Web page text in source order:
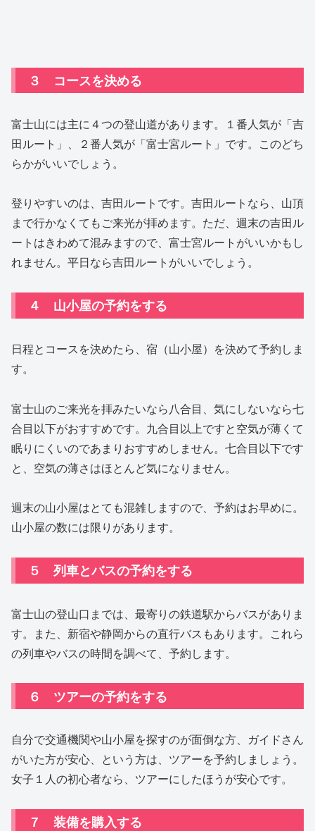
３ コースを決める
富士山には主に４つの登山道があります。１番人気が「吉
田ルート」、２番人気が「富士宮ルート」です。このどち
らかがいいでしょう。
登りやすいのは、吉田ルートです。吉田ルートなら、山頂
まで行かなくてもご来光が拝めます。ただ、週末の吉田ル
ートはきわめて混みますので、富士宮ルートがいいかもし
れません。平日なら吉田ルートがいいでしょう。
４ 山小屋の予約をする
日程とコースを決めたら、宿（山小屋）を決めて予約しま
す。
富士山のご来光を拝みたいなら八合目、気にしないなら七
合目以下がおすすめです。九合目以上ですと空気が薄くて
眠りにくいのであまりおすすめしません。七合目以下です
と、空気の薄さはほとんど気になりません。
週末の山小屋はとても混雑しますので、予約はお早めに。
山小屋の数には限りがあります。
５ 列車とバスの予約をする
富士山の登山口までは、最寄りの鉄道駅からバスがありま
す。また、新宿や静岡からの直行バスもあります。これら
の列車やバスの時間を調べて、予約します。
６ ツアーの予約をする
自分で交通機関や山小屋を探すのが面倒な方、ガイドさん
がいた方が安心、という方は、ツアーを予約しましょう。
女子１人の初心者なら、ツアーにしたほうが安心です。
７ 装備を購入する